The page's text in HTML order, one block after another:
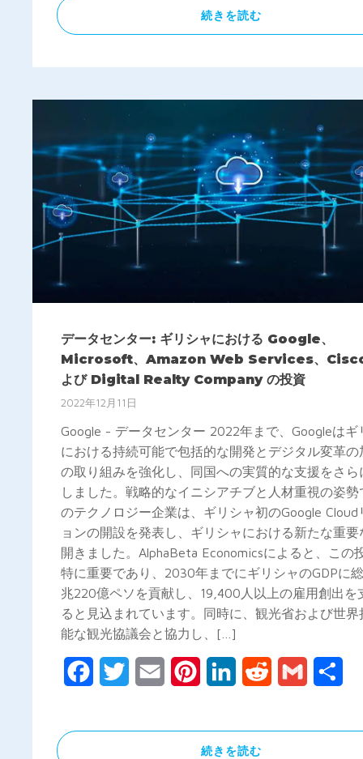
続きを読む
データセンター: ギリシャにおける Google、
Microsoft、Amazon Web Services、
よび Digital Realty Company の投資
2022年12月11日
Google - データセンター 2022年まで、Googleはギ
における持続可能で包括的な開発とデジタル変革の
の取り組みを強化し、同国への実質的な支援をさら
しました。戦略的なイニシアチブと人材重視の姿勢
のテクノロジー企業は、ギリシャ初のGoogle Cloud
ョンの開設を発表し、ギリシャにおける新たな重要
開きました。AlphaBeta Economicsによると、この
特に重要であり、2030年までにギリシャのGDPに
兆220億ペソを貢献し、19,400人以上の雇用創出を
ると見込まれています。同時に、観光省および世界
能な観光協議会と協力し、[…]
FacebookTwitter Email PinterestLinkedIn Reddit Gmail
続きを読む